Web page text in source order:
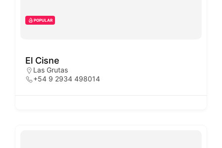
POPULAR
El Cisne
Las Grutas
+54 9 2934 498014